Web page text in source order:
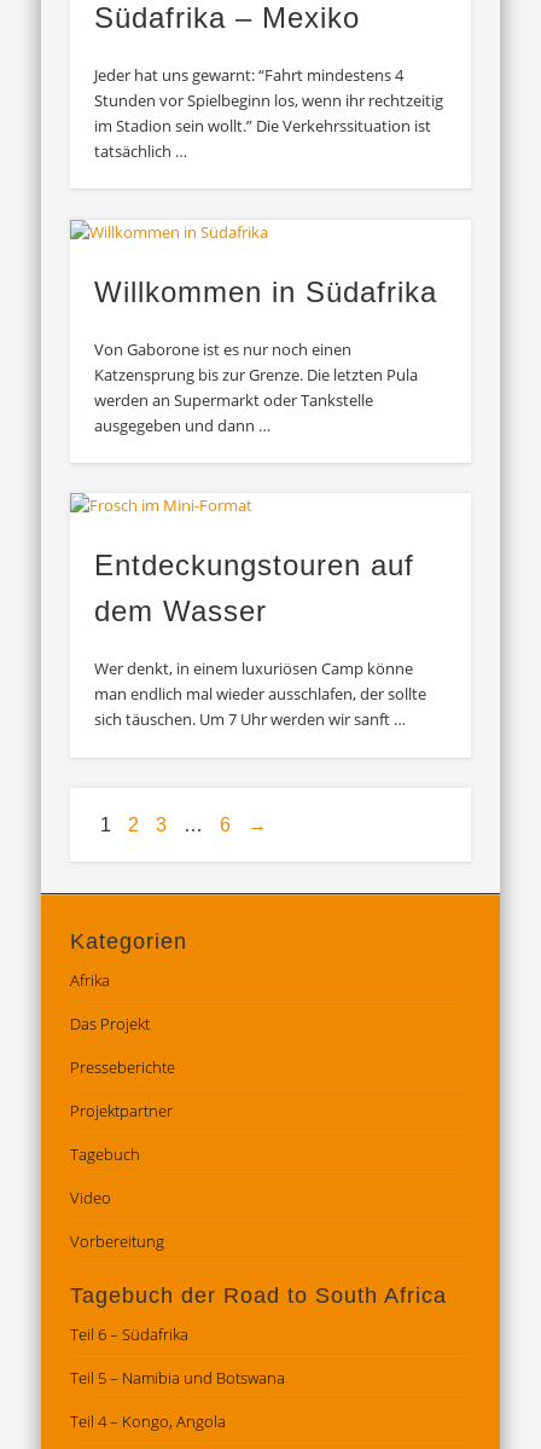
Südafrika – Mexiko
Jeder hat uns gewarnt: “Fahrt mindestens 4
Stunden vor Spielbeginn los, wenn ihr rechtzeitig
im Stadion sein wollt.” Die Verkehrssituation ist
tatsächlich …
Willkommen in Südafrika
Von Gaborone ist es nur noch einen
Katzensprung bis zur Grenze. Die letzten Pula
werden an Supermarkt oder Tankstelle
ausgegeben und dann …
Entdeckungstouren auf
dem Wasser
Wer denkt, in einem luxuriösen Camp könne
man endlich mal wieder ausschlafen, der sollte
sich täuschen. Um 7 Uhr werden wir sanft …
1 2 3 … 6 →
Kategorien
Afrika
Das Projekt
Presseberichte
Projektpartner
Tagebuch
Video
Vorbereitung
Tagebuch der Road to South Africa
Teil 6 – Südafrika
Teil 5 – Namibia und Botswana
Teil 4 – Kongo, Angola